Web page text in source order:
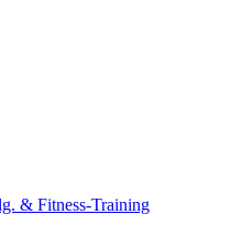
& Fitness-Training